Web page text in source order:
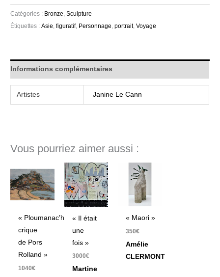
Catégories : Bronze,Sculpture
Étiquettes :Asie,figuratif, Personnage,portrait,Voyage
Informations complémentaires
Artistes Janine Le Cann
Vous pourriez aimer aussi :
« Ploumanac’h,
crique
de Pors
Rolland »
1040€
« Il était
une
fois »
3000€
Martine
« Maori »
350€
Amélie
CLERMONT